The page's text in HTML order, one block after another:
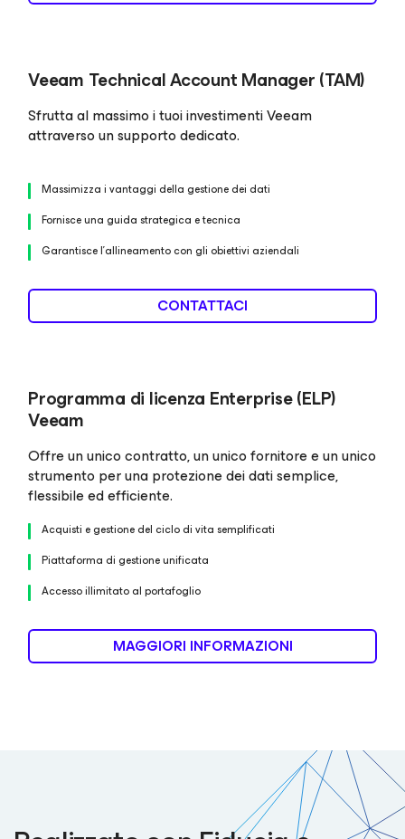
Veeam Technical Account Manager (TAM)
Sfrutta al massimo i tuoi investimenti Veeam
attraverso un supporto dedicato.
Massimizza i vantaggi della gestione dei dati
Fornisce una guida strategica e tecnica
Garantisce l'allineamento con gli obiettivi aziendali
CONTATTACI
Programma di licenza Enterprise (ELP)
Veeam
Offre un unico contratto, un unico fornitore e un unico
strumento per una protezione dei dati semplice,
flessibile ed efficiente.
Acquisti e gestione del ciclo di vita semplificati
Piattaforma di gestione unificata
Accesso illimitato al portafoglio
MAGGIORI INFORMAZIONI